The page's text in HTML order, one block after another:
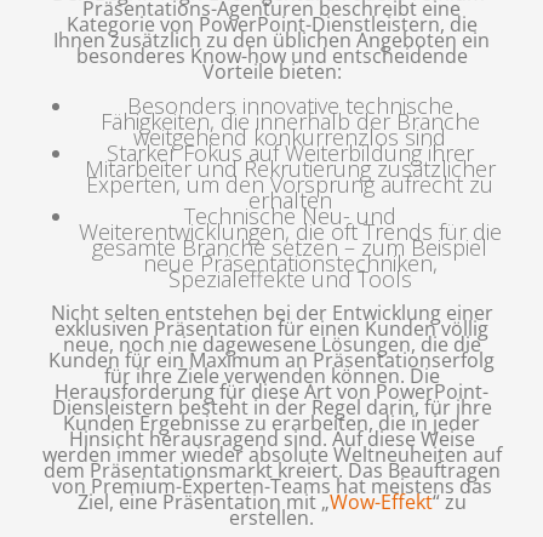
Präsentations-Agenturen beschreibt eine
Kategorie von PowerPoint-Dienstleistern, die
Ihnen zusätzlich zu den üblichen Angeboten ein
besonderes Know-how und entscheidende
Vorteile bieten:
Besonders innovative technische
Fähigkeiten, die innerhalb der Branche
weitgehend konkurrenzlos sind
Starker Fokus auf Weiterbildung ihrer
Mitarbeiter und Rekrutierung zusätzlicher
Experten, um den Vorsprung aufrecht zu
erhalten
Technische Neu- und
Weiterentwicklungen, die oft Trends für die
gesamte Branche setzen – zum Beispiel
neue Präsentationstechniken,
Spezialeffekte und Tools
Nicht selten entstehen bei der Entwicklung einer
exklusiven Präsentation für einen Kunden völlig
neue, noch nie dagewesene Lösungen, die die
Kunden für ein Maximum an Präsentationserfolg
für ihre Ziele verwenden können. Die
Herausforderung für diese Art von PowerPoint-
Diensleistern besteht in der Regel darin, für ihre
Kunden Ergebnisse zu erarbeiten, die in jeder
Hinsicht herausragend sind. Auf diese Weise
werden immer wieder absolute Weltneuheiten auf
dem Präsentationsmarkt kreiert. Das Beauftragen
von Premium-Experten-Teams hat meistens das
Ziel, eine Präsentation mit „Wow-Effekt“ zu
erstellen.